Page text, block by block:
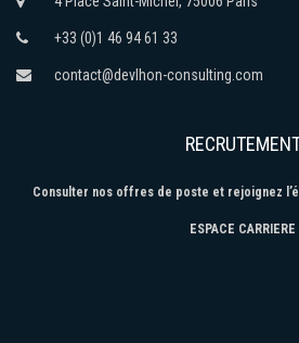
+33 (0)1 46 94 61 33
contact@devlhon-consulting.com
Consulter nos offres de poste et rejoignez
ESPACE CARRIERE